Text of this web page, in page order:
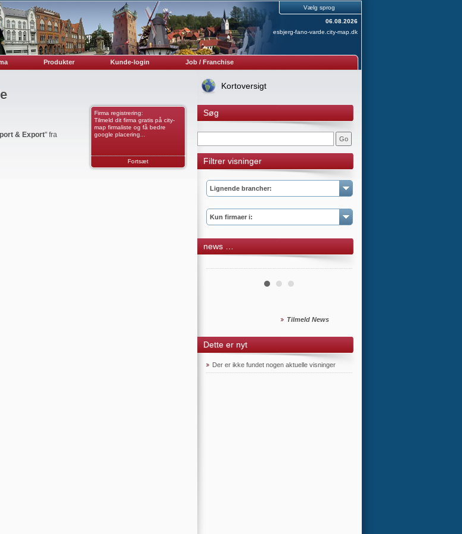
Vælg sprog
06.08.2026
esbjerg-fano-varde.city-map.dk
Produkter Kunde-login Job / Franchise
Firma registrering:
Tilmeld dit firma gratis på city-
map firmaliste og få bedre
google placering...
Fortsæt
& Export" fra
Kortoversigt
Søg
Filtrer visninger
Lignende brancher:
Kun firmaer i:
news …
Tilmeld News
Dette er nyt
Der er ikke fundet nogen aktuelle visninger